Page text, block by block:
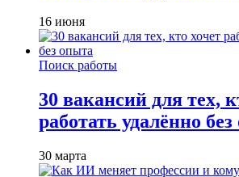
16 июня
Поиск работы
30 вакансий для тех,
работать удалённо
30 марта